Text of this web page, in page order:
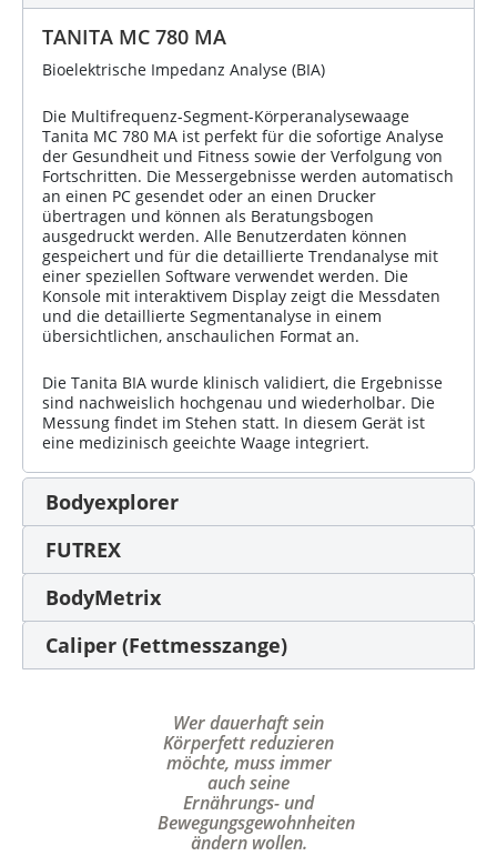
TANITA MC 780 MA
Bioelektrische Impedanz Analyse (BIA)
Die Multifrequenz-Segment-Körperanalysewaage
Tanita MC 780 MA ist perfekt für die sofortige Analyse
der Gesundheit und Fitness sowie der Verfolgung von
Fortschritten. Die Messergebnisse werden automatisch
an einen PC gesendet oder an einen Drucker
übertragen und können als Beratungsbogen
ausgedruckt werden. Alle Benutzerdaten können
gespeichert und für die detaillierte Trendanalyse mit
einer speziellen Software verwendet werden. Die
Konsole mit interaktivem Display zeigt die Messdaten
und die detaillierte Segmentanalyse in einem
übersichtlichen, anschaulichen Format an.
Die Tanita BIA wurde klinisch validiert, die Ergebnisse
sind nachweislich hochgenau und wiederholbar. Die
Messung findet im Stehen statt. In diesem Gerät ist
eine medizinisch geeichte Waage integriert.
Bodyexplorer
FUTREX
BodyMetrix
Caliper (Fettmesszange)
Wer dauerhaft sein
Körperfett reduzieren
möchte, muss immer
auch seine
Ernährungs- und
Bewegungsgewohnheiten
ändern wollen.